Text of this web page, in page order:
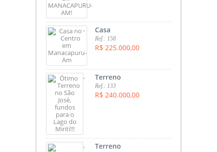
, Casa
Ref.: 158
R$ 225.000,00
, Terreno
Ref.: 133
R$ 240.000,00
, Terreno